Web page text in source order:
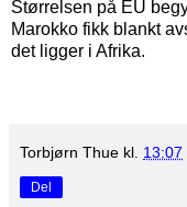
Størrelsen på EU
Marokko fikk blankt
det ligger i Afrika.
Torbjørn Thue kl. 13:07
Del